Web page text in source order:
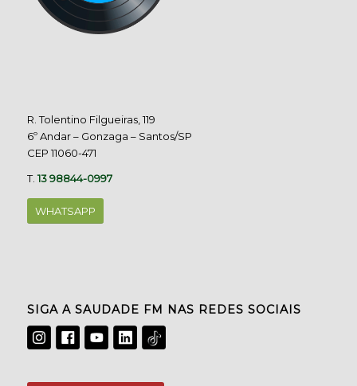
R. Tolentino Filgueiras, 119
6º Andar – Gonzaga – Santos/SP
CEP 11060-471
T.13 98844-0997
WHATSAPP
SIGA A SAUDADE FM NAS REDES SOCIAIS